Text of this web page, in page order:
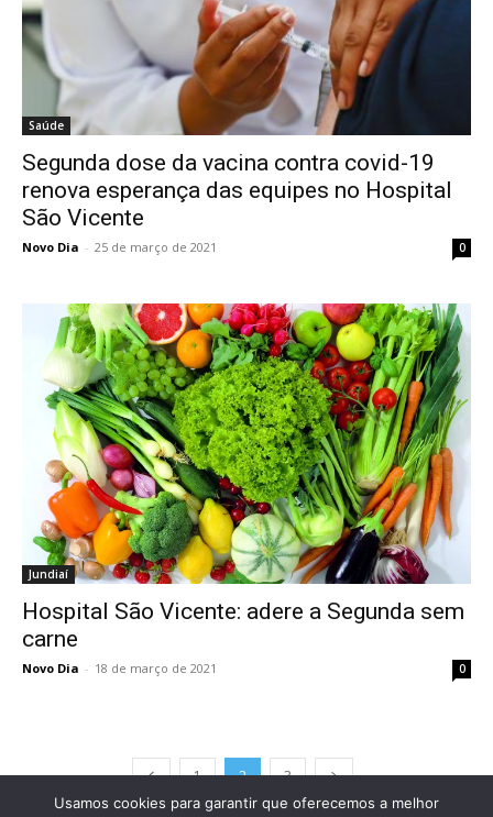
Saúde
Segunda dose da vacina contra covid-19
renova esperança das equipes no Hospital
São Vicente
Novo Dia - 25 de março de 2021 0
Jundiaí
Hospital São Vicente: adere a Segunda sem
carne
Novo Dia - 18 de março de 2021 0
1 2 3
Usamos cookies para garantir que oferecemos a melhor